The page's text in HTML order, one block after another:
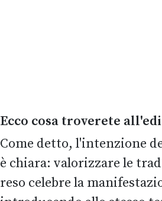
Ecco cosa troverete
Come detto, l'intenzione
è chiara: valorizzare le
reso celebre la